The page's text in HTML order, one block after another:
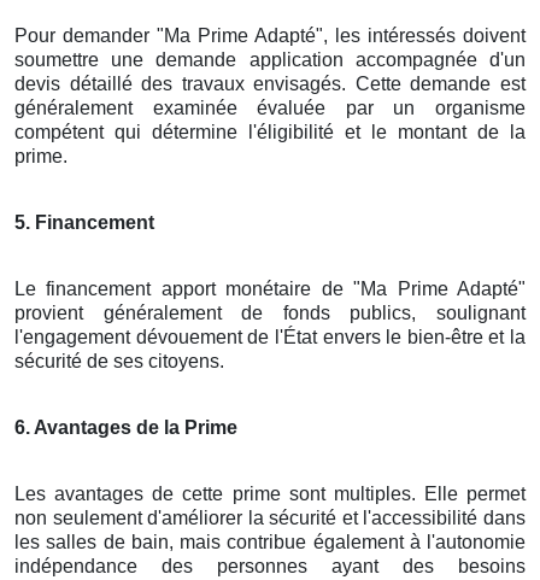
Pour demander "Ma Prime Adapté", les intéressés doivent
soumettre une demande application accompagnée d'un
devis détaillé des travaux envisagés. Cette demande est
généralement examinée évaluée par un organisme
compétent qui détermine l'éligibilité et le montant de la
prime.
5. Financement
Le financement apport monétaire de "Ma Prime Adapté"
provient généralement de fonds publics, soulignant
l'engagement dévouement de l'État envers le bien-être et la
sécurité de ses citoyens.
6. Avantages de la Prime
Les avantages de cette prime sont multiples. Elle permet
non seulement d'améliorer la sécurité et l'accessibilité dans
les salles de bain, mais contribue également à l'autonomie
indépendance des personnes ayant des besoins